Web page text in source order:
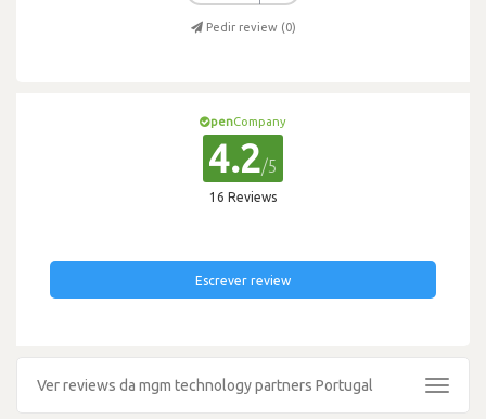
Pedir review (0)
penCompany
4.2/5
16 Reviews
Escrever review
Ver reviews da mgm technology partners Portugal
Toggle